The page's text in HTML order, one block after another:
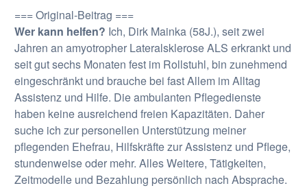
=== Original-Beitrag ===
Wer kann helfen? Ich, Dirk Mainka (58J.), seit zwei
Jahren an amyotropher Lateralsklerose ALS erkrankt und
seit gut sechs Monaten fest im Rollstuhl, bin zunehmend
eingeschränkt und brauche bei fast Allem im Alltag
Assistenz und Hilfe. Die ambulanten Pflegedienste
haben keine ausreichend freien Kapazitäten. Daher
suche ich zur personellen Unterstützung meiner
pflegenden Ehefrau, Hilfskräfte zur Assistenz und Pflege,
stundenweise oder mehr. Alles Weitere, Tätigkeiten,
Zeitmodelle und Bezahlung persönlich nach Absprache.